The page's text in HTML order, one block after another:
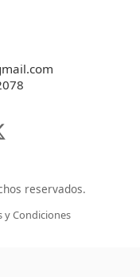
reservados.
y Condiciones